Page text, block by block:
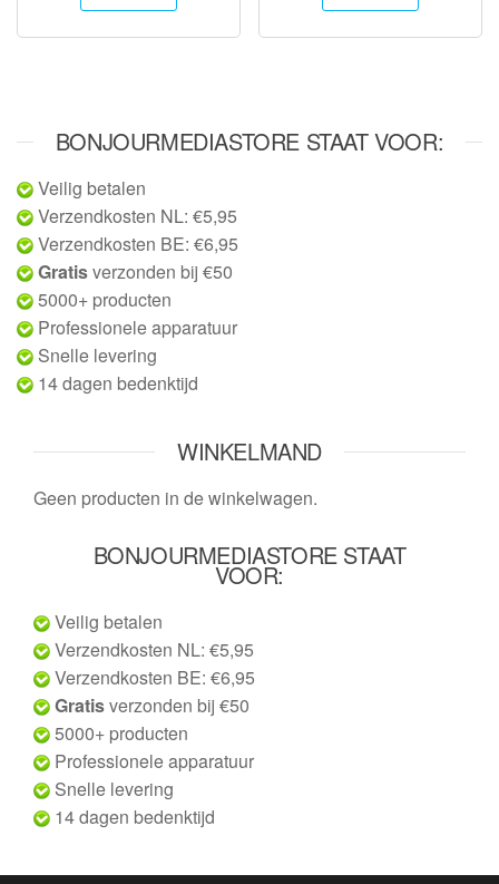
BONJOURMEDIASTORE STAAT VOOR:
Veilig betalen
Verzendkosten NL: €5,95
Verzendkosten BE: €6,95
Gratisverzonden bij €50
5000+ producten
Professionele apparatuur
Snelle levering
14 dagen bedenktijd
WINKELMAND
Geen producten in de winkelwagen.
BONJOURMEDIASTORE STAAT
VOOR:
Veilig betalen
Verzendkosten NL: €5,95
Verzendkosten BE: €6,95
Gratisverzonden bij €50
5000+ producten
Professionele apparatuur
Snelle levering
14 dagen bedenktijd